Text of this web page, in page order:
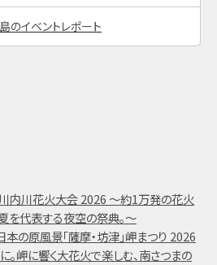
のイベントレポート
内川花火大会 2026 ～約1万発の花火
を代表する夜空の祭典。～
の原風景「薩摩・坊津」岬まつり 2026
岬に響く大花火で楽しむ、南さつまの